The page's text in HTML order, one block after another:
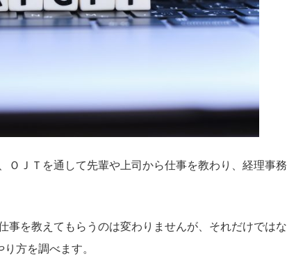
ＯＪＴを通して先輩や上司から仕事を教わり、経理事務
事を教えてもらうのは変わりませんが、それだけではな
方を調べます。